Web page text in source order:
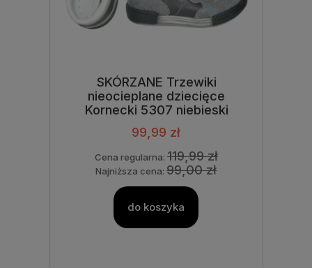
SKÓRZANE Trzewiki
nieocieplane dziecięce
Kornecki 5307 niebieski
99,99 zł
Cena regularna: 119,99 zł
Najniższa cena:99,00 zł
do koszyka